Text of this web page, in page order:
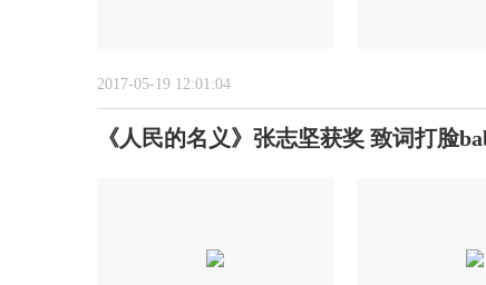
2017-05-19 12:01:04
《人民的名义》张志坚获奖 致词打脸